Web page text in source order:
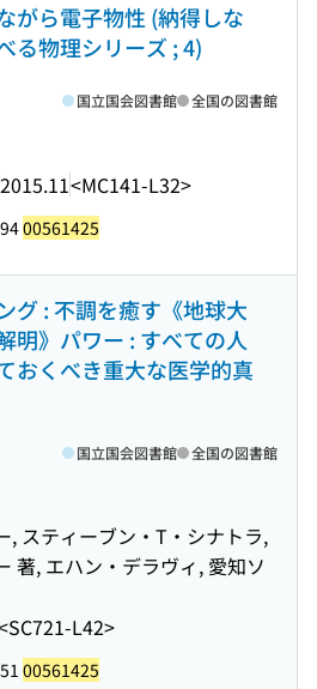
がら電子物性 (納得しな
る物理シリーズ ; 4)
2015.11<MC141-L32>
国立国会図書館 全国の図書館
00561425
グ : 不調を癒す《地球大
明》パワー : すべての人
おくべき重大な医学的真
, スティーブン・T・シナトラ,
著, エハン・デラヴィ, 愛知ソ
L42>
国立国会図書館 全国の図書館
00561425